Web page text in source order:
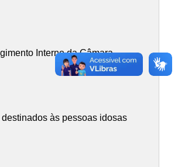
Interno da Câmara
às pessoas idosas